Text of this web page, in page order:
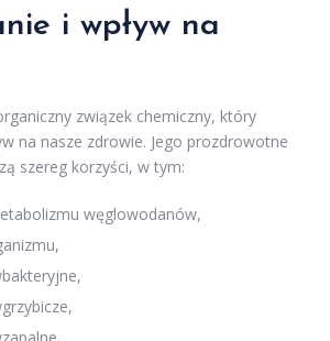
i wpływ na
związek chemiczny, który
na nasze zdrowie. Jego prozdrowotne
szereg korzyści, w tym:
węglowodanów,